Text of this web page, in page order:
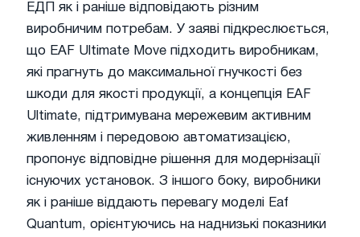
ЕДП як і раніше відповідають різним
виробничим потребам. У заяві підкреслюється,
що EAF Ultimate Move підходить виробникам,
які прагнуть до максимальної гнучкості без
шкоди для якості продукції, а концепція EAF
Ultimate, підтримувана мережевим активним
живленням і передовою автоматизацією,
пропонує відповідне рішення для модернізації
існуючих установок. З іншого боку, виробники
як і раніше віддають перевагу моделі Eaf
Quantum, орієнтуючись на наднизькі показники